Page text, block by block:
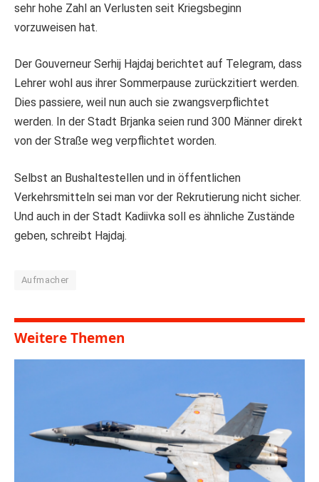
sehr hohe Zahl an Verlusten seit Kriegsbeginn
vorzuweisen hat.
Der Gouverneur Serhij Hajdaj berichtet auf Telegram, dass
Lehrer wohl aus ihrer Sommerpause zurückzitiert werden.
Dies passiere, weil nun auch sie zwangsverpflichtet
werden. In der Stadt Brjanka seien rund 300 Männer direkt
von der Straße weg verpflichtet worden.
Selbst an Bushaltestellen und in öffentlichen
Verkehrsmitteln sei man vor der Rekrutierung nicht sicher.
Und auch in der Stadt Kadiivka soll es ähnliche Zustände
geben, schreibt Hajdaj.
Aufmacher
Weitere Themen